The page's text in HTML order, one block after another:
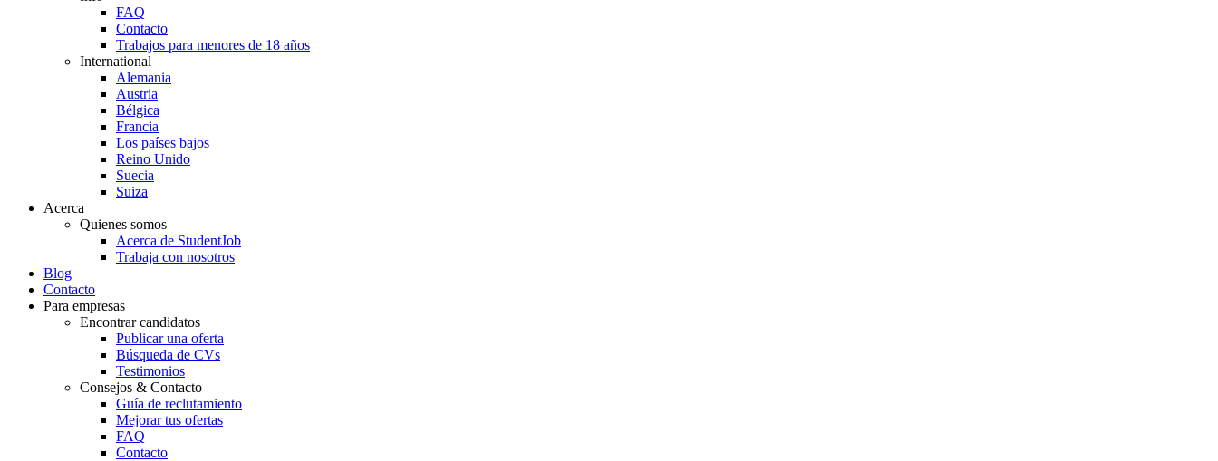
FAQ
Contacto
Trabajos para menores de 18 años
International
Alemania
Austria
Bélgica
Francia
Los países bajos
Reino Unido
Suecia
Suiza
Acerca
Quienes somos
Acerca de StudentJob
Trabaja con nosotros
Blog
Contacto
Para empresas
Encontrar candidatos
Publicar una oferta
Búsqueda de CVs
Testimonios
Consejos & Contacto
Guía de reclutamiento
Mejorar tus ofertas
FAQ
Contacto